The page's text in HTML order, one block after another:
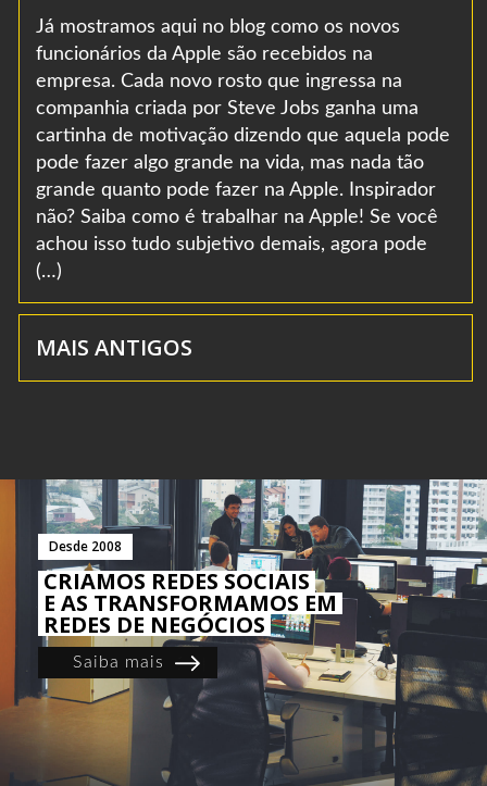
Já mostramos aqui no blog como os novos
funcionários da Apple são recebidos na
empresa. Cada novo rosto que ingressa na
companhia criada por Steve Jobs ganha uma
cartinha de motivação dizendo que aquela pode
pode fazer algo grande na vida, mas nada tão
grande quanto pode fazer na Apple. Inspirador
não? Saiba como é trabalhar na Apple! Se você
achou isso tudo subjetivo demais, agora pode
(…)
MAIS ANTIGOS
Desde 2008
CRIAMOS REDES SOCIAIS
E AS TRANSFORMAMOS EM
REDES DE NEGÓCIOS
Saiba mais